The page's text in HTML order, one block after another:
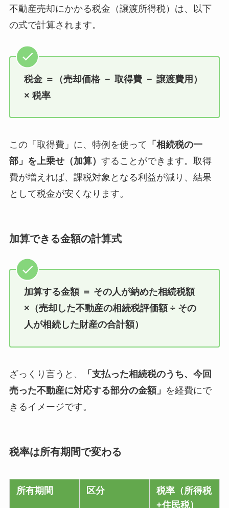
不動産売却にかかる税金（譲渡所得税）は、以下
の式で計算されます。
税金 ＝（売却価格 － 取得費 － 譲渡費用）
× 税率
この「取得費」に、特例を使って 「相続税の一
部」を上乗せ（加算） することができます。取得
費が増えれば、課税対象となる利益が減り、結果
として税金が安くなります。
加算できる金額の計算式
加算する金額 ＝ その人が納めた相続税額
×（売却した不動産の相続税評価額 ÷ その
人が相続した財産の合計額）
ざっくり言うと、
「支払った相続税のうち、今回
売った不動産に対応する部分の金額」 を経費にで
きるイメージです。
税率は所有期間で変わる
所有期間 区分
税率（所得税
+住民税）